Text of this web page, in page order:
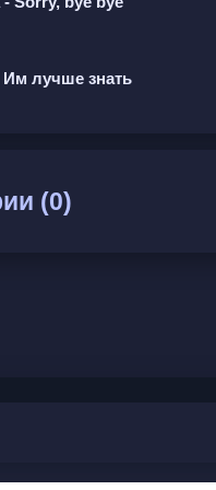
мир, забрался ко мне в ад,
— приговор городам,
внутренней
к борьбе.
Им лучше знать
(0)